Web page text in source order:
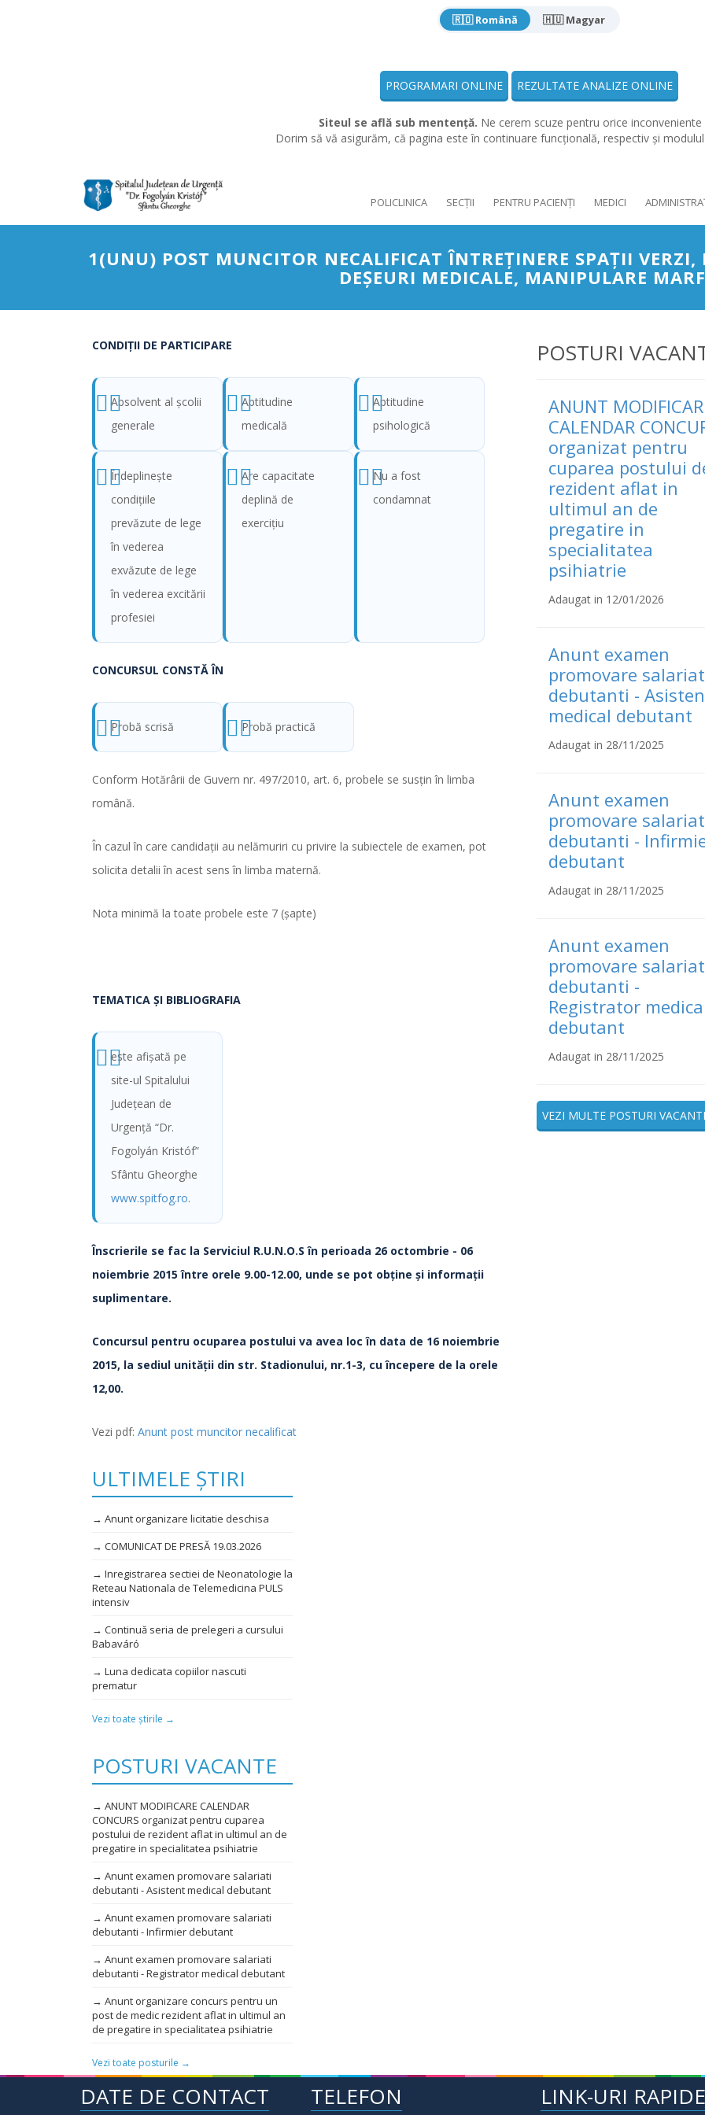
🇷🇴 Română 🇭🇺 Magyar
PROGRAMARI ONLINE REZULTATE ANALIZE ONLINE
Siteul se află sub mentență. Ne cerem scuze pentru orice inconveniente
Dorim să vă asigurăm, că pagina este în continuare funcțională, respectiv și
POLICLINICA SECȚII PENTRU PACIENȚI MEDICI
1(UNU) POST MUNCITOR NECALIFICAT ÎNTREŢINERE SPAŢII
DEŞEURI MEDICALE, MANIPULARE
CONDIŢII DE PARTICIPARE
Absolvent al şcolii
generale
Aptitudine
medicală
Aptitudine
psihologică
Îndeplineşte
condiţiile
prevăzute de lege
în vederea
exvăzute de lege
în vederea excitării
profesiei
Are capacitate
deplină de
exerciţiu
Nu a fost
condamnat
CONCURSUL CONSTĂ ÎN
Probă scrisă Probă practică
Conform Hotărârii de Guvern nr. 497/2010, art. 6, probele se susţin în limba
română.
În cazul în care candidaţii au nelămuriri cu privire la subiectele de examen, pot
solicita detalii în acest sens în limba maternă.
Nota minimă la toate probele este 7 (şapte)
TEMATICA ŞI BIBLIOGRAFIA
este afişată pe
site-ul Spitalului
Judeţean de
Urgenţă “Dr.
Fogolyán Kristóf”
Sfântu Gheorghe
www.spitfog.ro.
Înscrierile se fac la Serviciul R.U.N.O.S în perioada 26 octombrie - 06
noiembrie 2015 între orele 9.00-12.00, unde se pot obţine şi informaţii
suplimentare.
Concursul pentru ocuparea postului va avea loc în data de 16 noiembrie
2015, la sediul unităţii din str. Stadionului, nr.1-3, cu începere de la orele
12,00.
Vezi pdf: Anunt post muncitor necalificat
POSTURI
ANUNT
CALENDAR
organizat pentru
cuparea postului
rezident aflat in
ultimul an de
pregatire in
specialitatea
psihiatrie
Adaugat in 12/01/2026
Anunt examen
promovare
debutanti -
medical debutant
Adaugat in 28/11/2025
Anunt examen
promovare
debutanti -
debutant
Adaugat in 28/11/2025
Anunt examen
promovare
debutanti -
Registrator
debutant
Adaugat in 28/11/2025
VEZI MULTE POSTURI
ULTIMELE ȘTIRI
→ Anunt organizare licitatie deschisa
→ COMUNICAT DE PRESĂ 19.03.2026
→ Inregistrarea sectiei de Neonatologie la
Reteau Nationala de Telemedicina PULS
intensiv
→ Continuă seria de prelegeri a cursului
Babaváró
→ Luna dedicata copiilor nascuti
prematur
Vezi toate știrile →
POSTURI VACANTE
→ ANUNT MODIFICARE CALENDAR
CONCURS organizat pentru cuparea
postului de rezident aflat in ultimul an de
pregatire in specialitatea psihiatrie
→ Anunt examen promovare salariati
debutanti - Asistent medical debutant
→ Anunt examen promovare salariati
debutanti - Infirmier debutant
→ Anunt examen promovare salariati
debutanti - Registrator medical debutant
→ Anunt organizare concurs pentru un
post de medic rezident aflat in ultimul an
de pregatire in specialitatea psihiatrie
Vezi toate posturile →
DATE DE CONTACT TELEFON LINK-URI RAPIDE